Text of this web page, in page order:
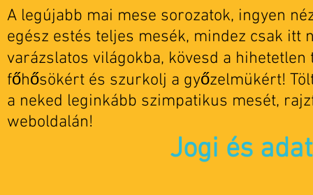
A legújabb mai mese sorozatok, ingyen
egész estés teljes mesék, mindez csak itt
varázslatos világokba, kövesd a
főhősökért és szurkolj a győzelmükért!
a neked leginkább szimpatikus mesét,
weboldalán!
Jogi és